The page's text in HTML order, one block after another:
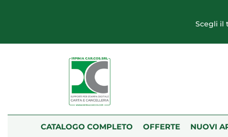
Scegli il
CATALOGO COMPLETO OFFERTE NUOVI